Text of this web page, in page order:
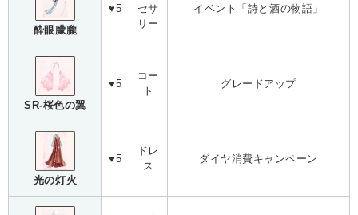
酔眼朦朧
♥5
セサ
リー
イベント「詩と酒の物語」
SR-桜色の翼
♥5
コー
ト
グレードアップ
光の灯火
♥5
ドレ
ス
ダイヤ消費キャンペーン